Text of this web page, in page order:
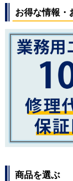
お得な情報・
商品を選ぶ